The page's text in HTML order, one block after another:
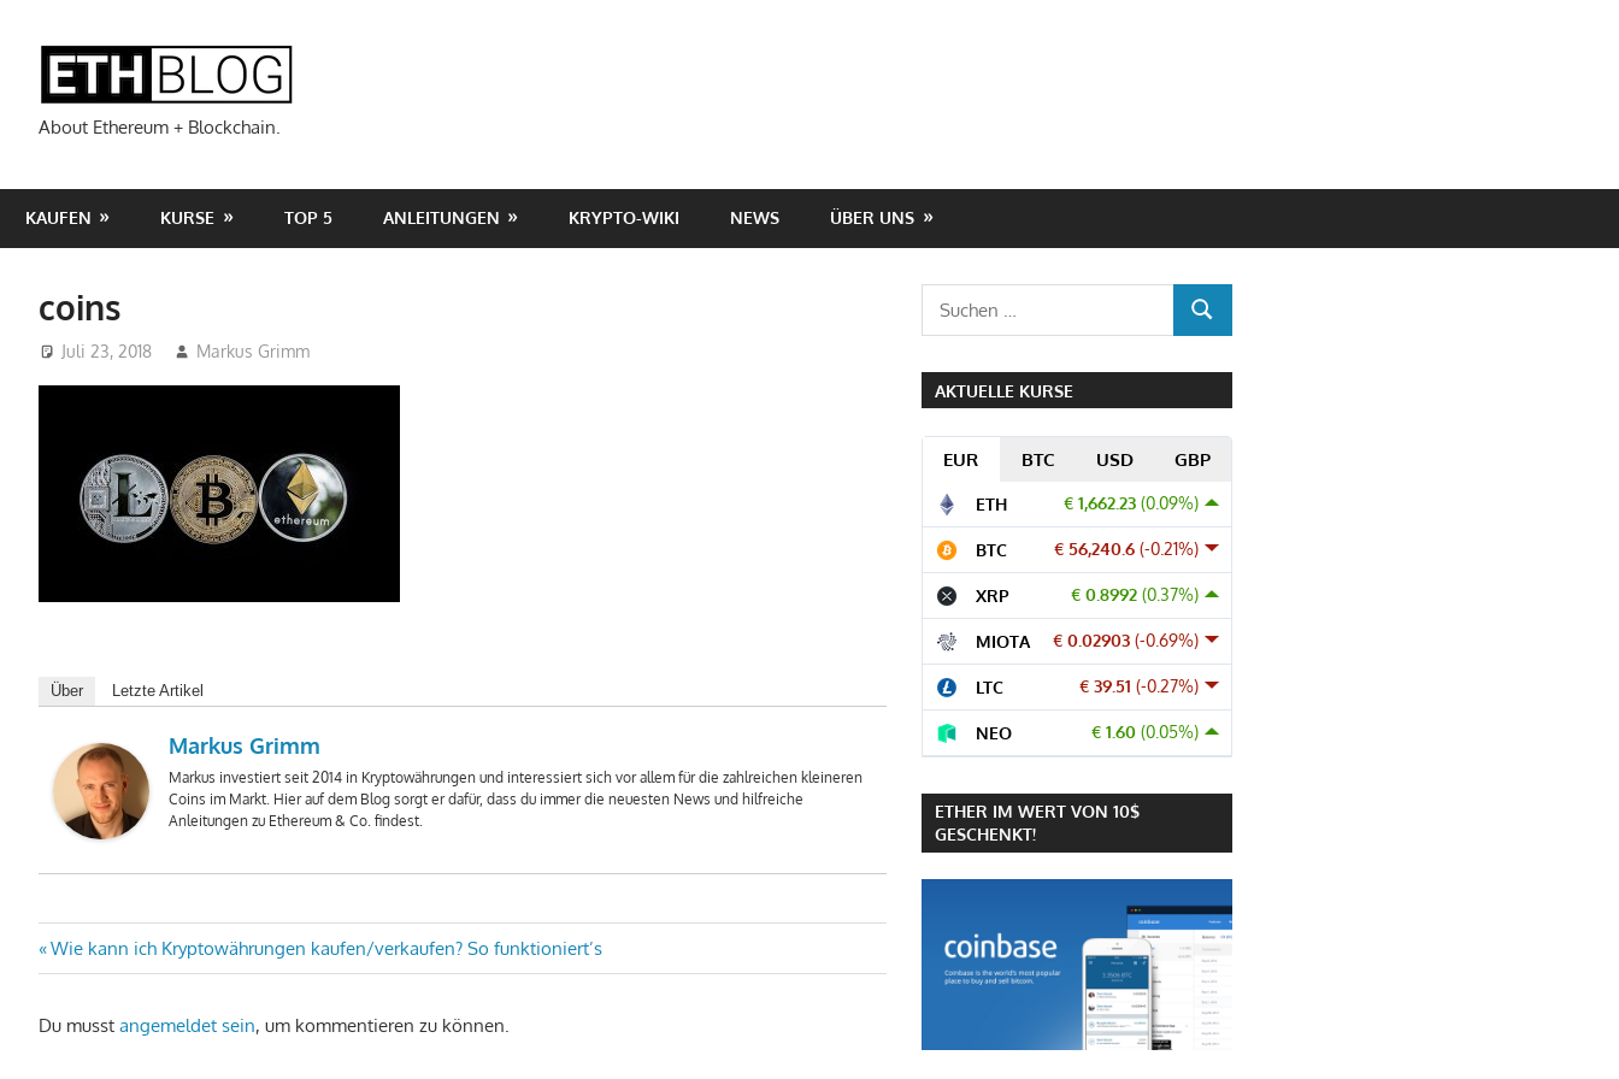
Inhalt
springen
About Ethereum + Blockchain.
KAUFEN KURSE TOP 5 ANLEITUNGEN KRYPTO-WIKI NEWS ÜBER UNS
coins
Juli 23, 2018 Markus Grimm
Über Letzte Artikel
Markus Grimm
Markus investiert seit 2014 in Kryptowährungen und interessiert sich vor allem für die zahlreichen kleineren
Coins im Markt. Hier auf dem Blog sorgt er dafür, dass du immer die neuesten News und hilfreiche
Anleitungen zu Ethereum & Co. findest.
Beitragsnavigation
Vorheriger
Beitrag:
Wie kann ich Kryptowährungen kaufen/verkaufen? So funktioniert’s
Du musst angemeldet sein, um kommentieren zu können.
SUCHEN
AKTUELLE KURSE
EUR BTC USD GBP
€ 1,662.23 (0.09%)
ETH
€ 56,240.6 (-0.21%)
BTC
€ 0.8992 (0.37%)
XRP
€ 0.02903 (-0.69%)
MIOTA
€ 39.51 (-0.27%)
LTC
€ 1.60 (0.05%)
NEO
ETHER IM WERT VON 10$
GESCHENKT!